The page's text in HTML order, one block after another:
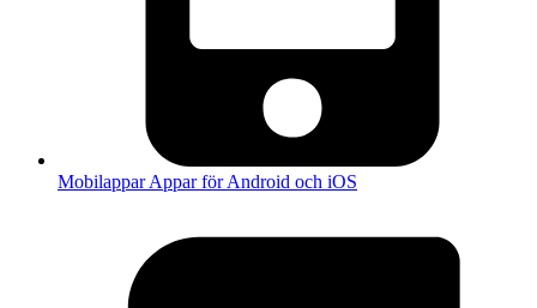
MobilapparAppar för Android och iOS